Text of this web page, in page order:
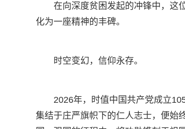
在向深度贫困发起的冲锋中，这
化为一座精神的丰碑。
时空变幻，信仰永存。
2026年，时值中国共产党成立
集结于庄严旗帜下的仁人志士，便始